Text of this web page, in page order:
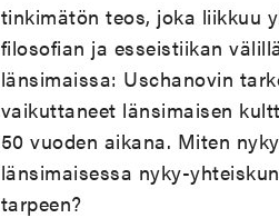
tinkimätön teos, joka liikkuu
filosofian ja esseistiikan
länsimaissa: Uschanovin
vaikuttaneet länsimaisen
50 vuoden aikana. Miten
länsimaisessa nyky-
tarpeen?